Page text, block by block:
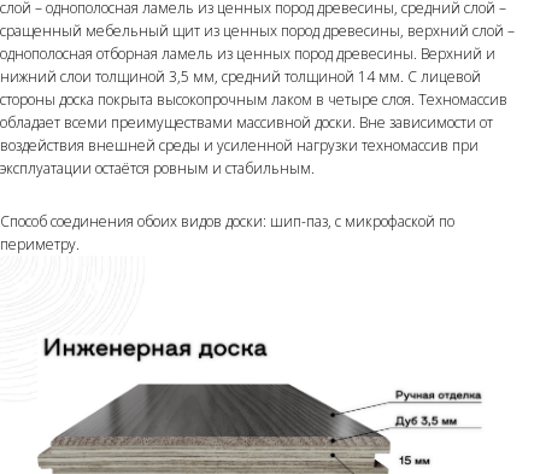
слой – однополосная ламель из ценных пород древесины, средний слой –
сращенный мебельный щит из ценных пород древесины, верхний слой –
однополосная отборная ламель из ценных пород древесины. Верхний и
нижний слои толщиной 3,5 мм, средний толщиной 14 мм. С лицевой
стороны доска покрыта высокопрочным лаком в четыре слоя. Техномассив
обладает всеми преимуществами массивной доски. Вне зависимости от
воздействия внешней среды и усиленной нагрузки техномассив при
эксплуатации остаётся ровным и стабильным.
Способ соединения обоих видов доски: шип-паз, с микрофаской по
периметру.